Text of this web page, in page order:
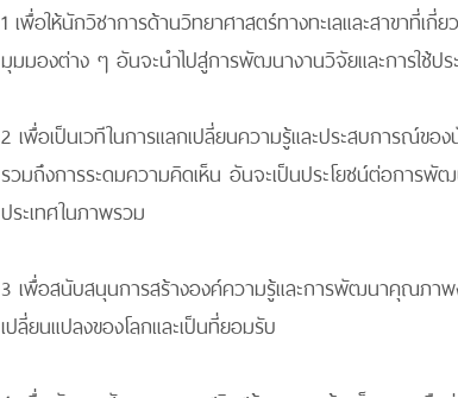
1 เพื่อให้นักวิชาการด้านวิทยาศาสตร์ทางทะเลและสาขาที่เ
มุมมองต่าง ๆ อันจะนำไปสู่การพัฒนางานวิจัยและการใช้ประ
2 เพื่อเป็นเวทีในการแลกเปลี่ยนความรู้และประสบการณ์ขอ
รวมถึงการระดมความคิดเห็น อันจะเป็นประโยชน์ต่อการ
ประเทศในภาพรวม
3 เพื่อสนับสนุนการสร้างองค์ความรู้และการพัฒนาคุณภาพ
เปลี่ยนแปลงของโลกและเป็นที่ยอมรับ